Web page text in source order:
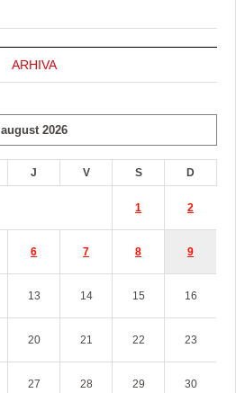
ARHIVA
august 2026
J V S D
1 2
6 7 8 9
13 14 15 16
20 21 22 23
27 28 29 30